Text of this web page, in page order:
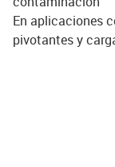
En aplicaciones
pivotantes y